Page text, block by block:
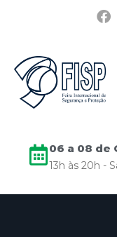
06 a 08 de
13h às 20h -